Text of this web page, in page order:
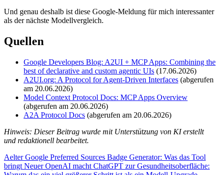
Und genau deshalb ist diese Google-Meldung für mich interessanter
als der nächste Modellvergleich.
Quellen
Google Developers Blog: A2UI + MCP Apps: Combining the
best of declarative and custom agentic UIs (17.06.2026)
A2UI.org: A Protocol for Agent-Driven Interfaces (abgerufen
am 20.06.2026)
Model Context Protocol Docs: MCP Apps Overview
(abgerufen am 20.06.2026)
A2A Protocol Docs (abgerufen am 20.06.2026)
Hinweis: Dieser Beitrag wurde mit Unterstützung von KI erstellt
und redaktionell bearbeitet.
Aelter Google Preferred Sources Badge Generator: Was das Tool
bringt Neuer OpenAI macht ChatGPT zur Gesundheitsoberfläche: